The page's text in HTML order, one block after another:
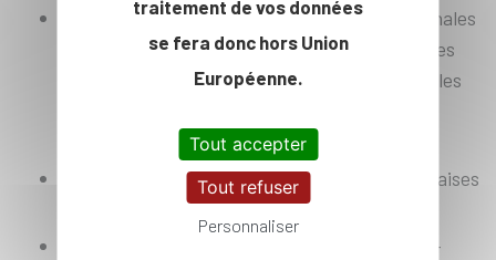
équilibrer davantage les relations internationales
avec les universités partenaires accueillant les
étudiants dans leurs parcours et pérenniser les
notamment en Europe
maintenir l’attractivité des formations françaises
attirer et entretenir un vivier d’enseignants-
traitement de vos données
se fera donc hors Union
Européenne.
Tout accepter
Tout refuser
Personnaliser